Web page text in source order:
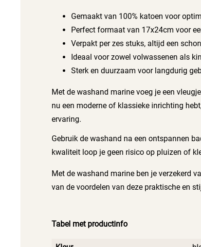
Gemaakt van 100% katoen voor
Perfect formaat van 17x24cm voor
Verpakt per zes stuks, altijd een
Ideaal voor zowel volwassenen als
Sterk en duurzaam voor langdurig
Met de washand marine voeg je een
nu een moderne of klassieke inrichting
ervaring.
Gebruik de washand na een ontspannen
kwaliteit loop je geen risico op pluizen of
Met de washand marine ben je verzekerd
van de voordelen van deze praktische en
Tabel met productinfo